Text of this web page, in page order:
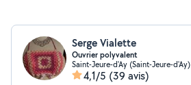
Serge Vialette
Ouvrier polyvalent
Saint-Jeure-d'Ay (Saint-Jeure-d'Ay)
4,1/5 (39 avis)